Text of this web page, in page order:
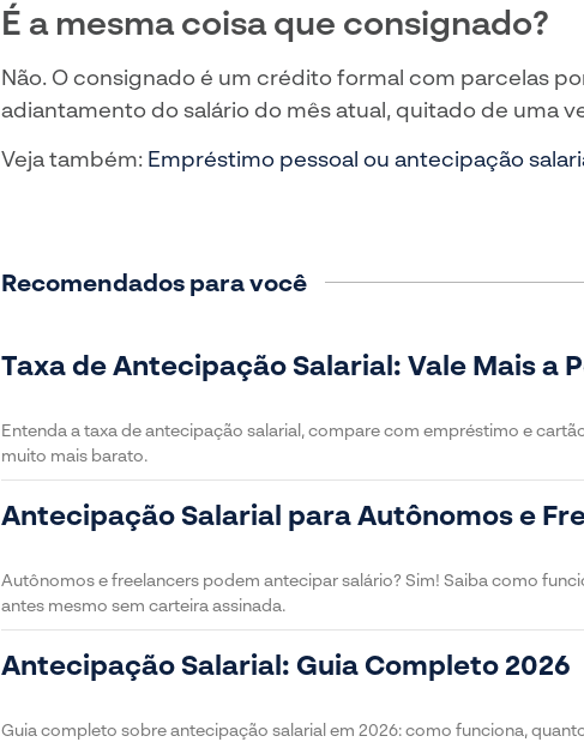
É a mesma coisa que consignado?
Não. O consignado é um crédito formal com parcelas
adiantamento do salário do mês atual, quitado de uma
Veja também: Empréstimo pessoal ou antecipação
Recomendados para você
Taxa de Antecipação Salarial: Vale Mais a
Entenda a taxa de antecipação salarial, compare com empréstimo e
muito mais barato.
Antecipação Salarial para Autônomos e
Autônomos e freelancers podem antecipar salário? Sim! Saiba como
antes mesmo sem carteira assinada.
Antecipação Salarial: Guia Completo 2026
Guia completo sobre antecipação salarial em 2026: como funciona,